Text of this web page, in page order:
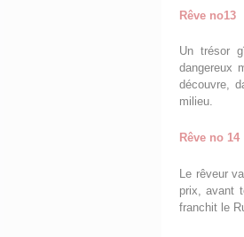
Rêve no13
Un trésor
dangereux
découvre,
milieu.
Rêve no 14
Le rêveur
prix, avant
franchit le